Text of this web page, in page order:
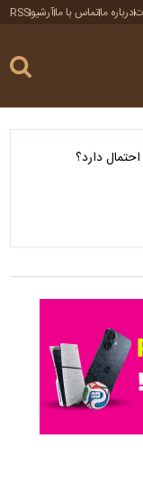
درباره ماتماس با ماآرشیوRSS
دارد؟